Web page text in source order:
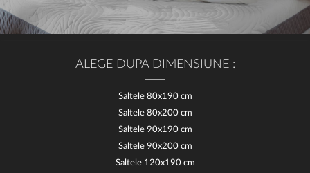
ALEGE DUPA DIMENSIUNE :
Saltele 80x190 cm
Saltele 80x200 cm
Saltele 90x190 cm
Saltele 90x200 cm
Saltele 120x190 cm